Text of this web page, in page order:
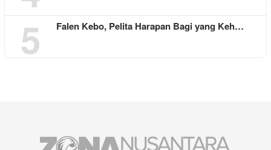
5 Falen Kebo, Pelita Harapan Bagi yang Keh…